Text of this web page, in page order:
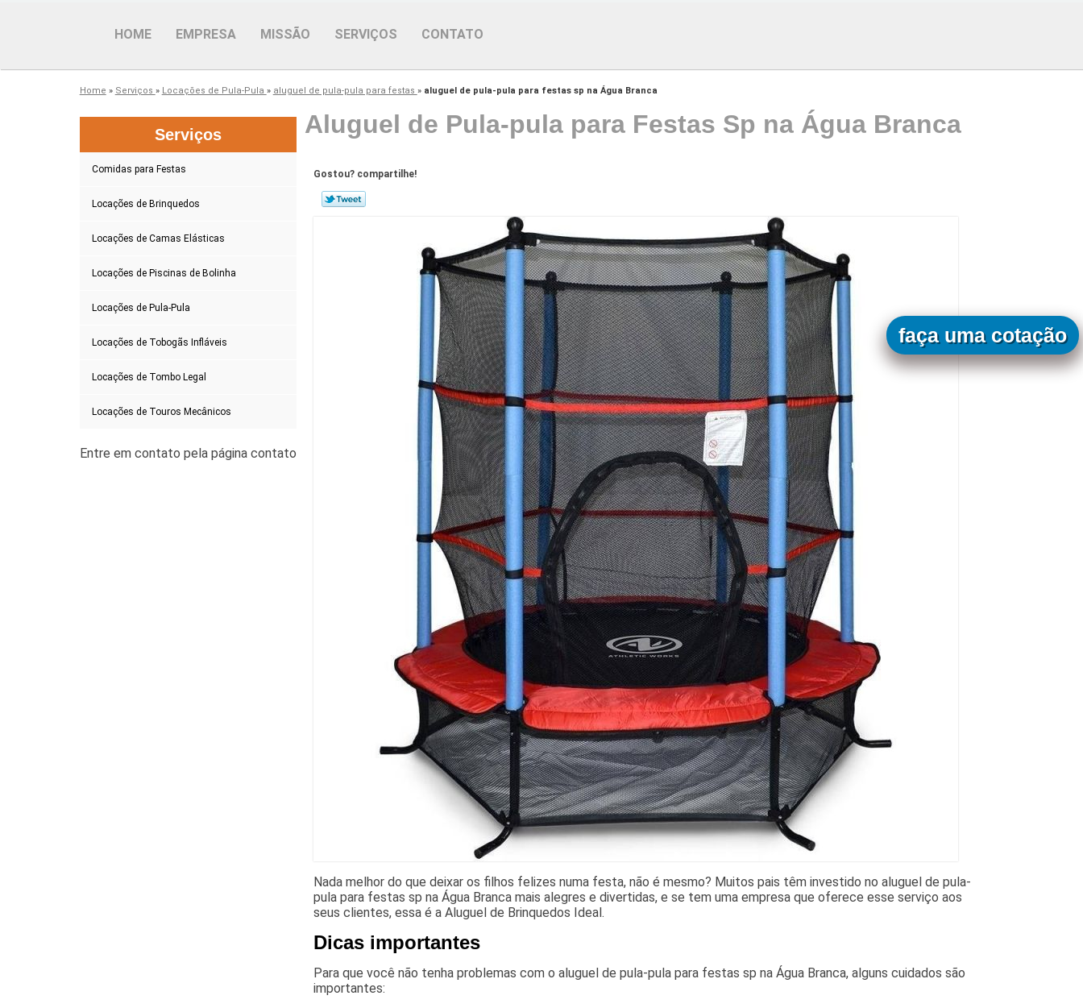
HOME EMPRESA MISSÃO SERVIÇOS CONTATO
Home » Serviços » Locações de Pula-Pula » aluguel de pula-pula para festas » aluguel de pula-pula para festas sp na Água Branca
Serviços
Comidas para Festas
Locações de Brinquedos
Locações de Camas Elásticas
Locações de Piscinas de Bolinha
Locações de Pula-Pula
Locações de Tobogãs Infláveis
Locações de Tombo Legal
Locações de Touros Mecânicos
Aluguel de Pula-pula para Festas Sp na Água Branca
Gostou? compartilhe!
Nada melhor do que deixar os filhos felizes numa festa, não é mesmo? Muitos pais têm investido no aluguel de pula-
pula para festas sp na Água Branca mais alegres e divertidas, e se tem uma empresa que oferece esse serviço aos
seus clientes, essa é a Aluguel de Brinquedos Ideal.
Dicas importantes
Para que você não tenha problemas com o aluguel de pula-pula para festas sp na Água Branca, alguns cuidados são
importantes:
faça uma cotação